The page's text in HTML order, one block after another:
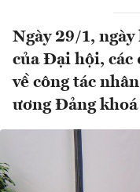
Ngày 29/1,
của Đại hội, các
về công tác
ương Đảng